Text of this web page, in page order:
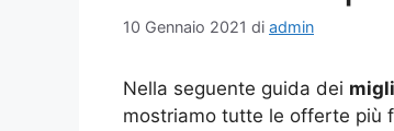
10 Gennaio 2021 di admin
Nella seguente guida dei
mostriamo tutte le offerte più